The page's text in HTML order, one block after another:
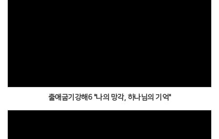
출애굽기강해6 "나의 망각, 하나님의 기억"